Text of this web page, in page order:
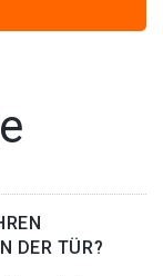
DER TÜR?